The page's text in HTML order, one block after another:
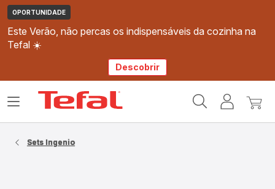
OPORTUNIDADE
Este Verão, não percas os indispensáveis da cozinha na
Tefal ☀️
Descobrir
Tefal
O
Abrir
Sets Ingenio